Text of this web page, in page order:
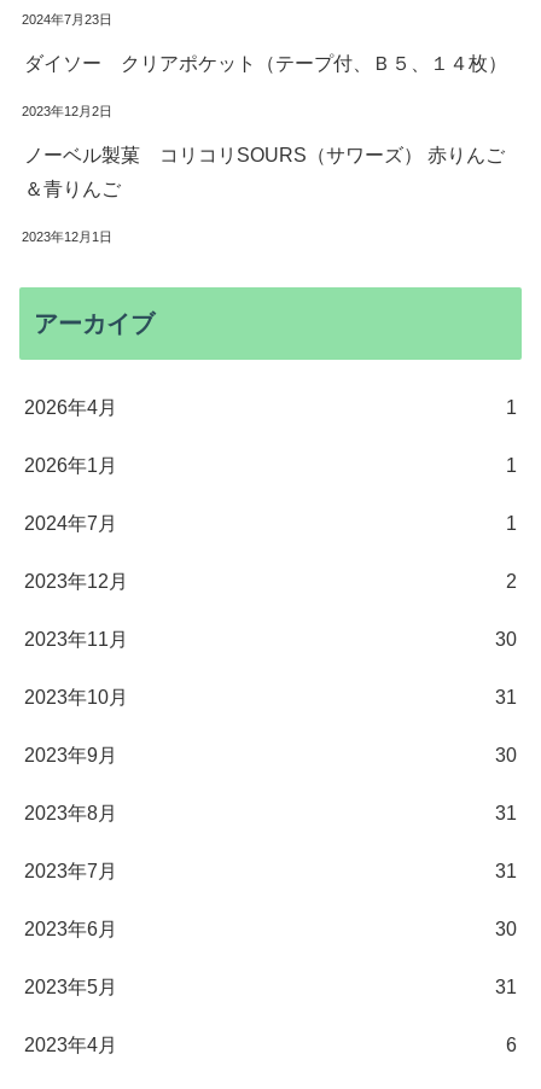
2024年7月23日
ダイソー クリアポケット（テープ付、Ｂ５、１４枚）
2023年12月2日
ノーベル製菓 コリコリSOURS（サワーズ） 赤りんご
＆青りんご
2023年12月1日
アーカイブ
2026年4月 1
2026年1月 1
2024年7月 1
2023年12月 2
2023年11月 30
2023年10月 31
2023年9月 30
2023年8月 31
2023年7月 31
2023年6月 30
2023年5月 31
2023年4月 6